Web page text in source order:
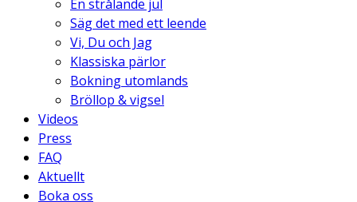
En strålande jul
Säg det med ett leende
Vi, Du och Jag
Klassiska pärlor
Bokning utomlands
Bröllop & vigsel
Videos
Press
FAQ
Aktuellt
Boka oss